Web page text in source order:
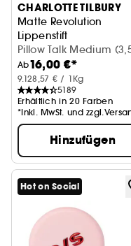
CHARLOTTE TILBURY
Matte Revolution
Lippenstift
Pillow Talk Medium
Ab16,00 €*
9.128,57 € / 1Kg
5189
Erhältlich in 20 Farben
*Inkl. MwSt. und
Hinzufügen
Hot on Social